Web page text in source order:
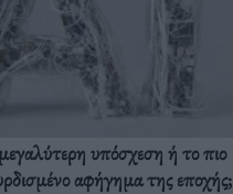
υπόσχεση ή το πιο
αφήγημα της εποχής;